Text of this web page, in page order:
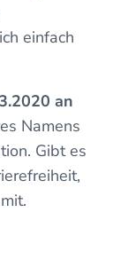
einfach
an
Namens
Gibt es